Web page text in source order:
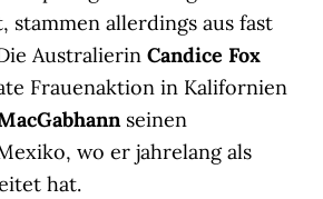
stammen allerdings aus fast
AustralierinCandice Fox
Frauenaktion in Kalifornien
seinen
wo er jahrelang als
hat.